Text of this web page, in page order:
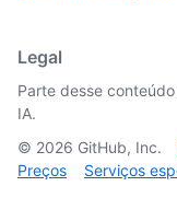
Legal
Parte desse
IA.
© 2026 GitHub, Inc.
Preços
Serviços